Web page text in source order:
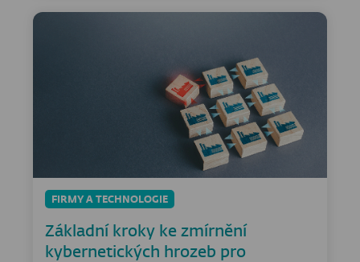
FIRMY A TECHNOLOGIE
Základní kroky ke zmírnění
kybernetických hrozeb pro